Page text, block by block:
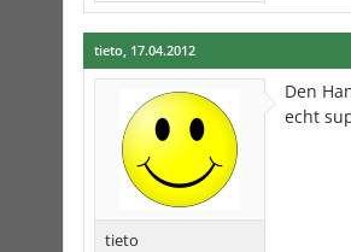
tieto, 17.04.2012
tieto
Den
echt